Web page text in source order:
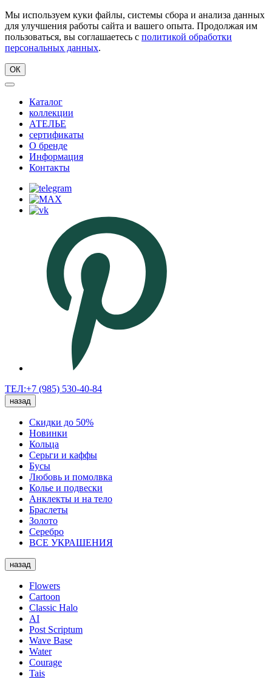
Мы используем куки файлы, системы сбора и анализа данных
для улучшения работы сайта и вашего опыта. Продолжая им
пользоваться, вы соглашаетесь с политикой обработки
персональных данных.
ОК
Каталог
коллекции
АТЕЛЬЕ
сертификаты
О бренде
Информация
Контакты
ТЕЛ:+7 (985) 530-40-84
назад
Скидки до 50%
Новинки
Кольца
Серьги и каффы
Бусы
Любовь и помолвка
Колье и подвески
Анклекты и на тело
Браслеты
Золото
Серебро
ВСЕ УКРАШЕНИЯ
назад
Flowers
Cartoon
Classic Halo
AI
Post Scriptum
Wave Base
Water
Courage
Tais